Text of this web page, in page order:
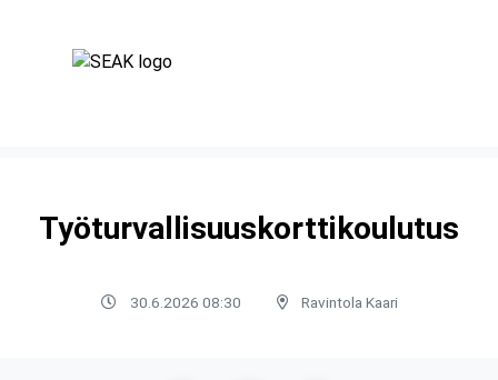
Työturvallisuuskorttikoulutus
30.6.2026 08:30 Ravintola Kaari